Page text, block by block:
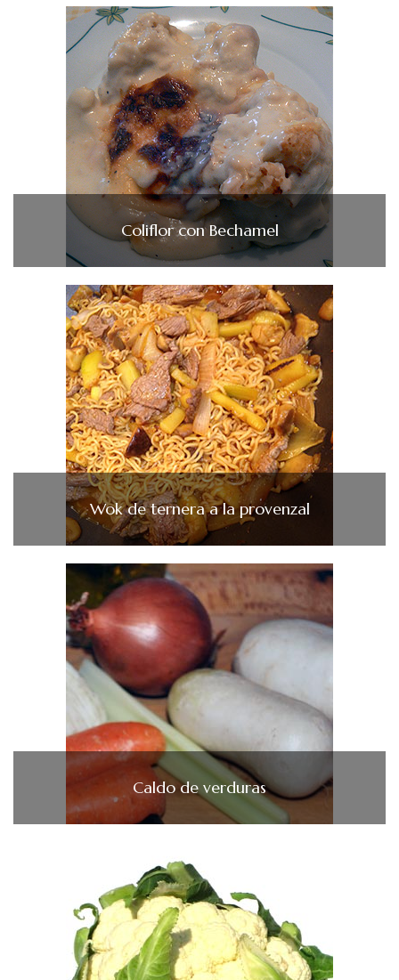
Coliflor con Bechamel
Wok de ternera a la provenzal
Caldo de verduras